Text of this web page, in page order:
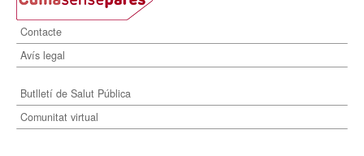
Contacte
Avís legal
Butlletí de Salut Pública
Comunitat virtual